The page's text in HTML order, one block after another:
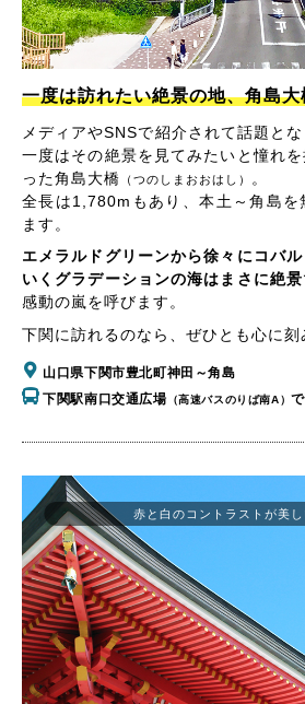
一度は訪れたい絶景の地、角島大
メディアやSNSで紹介されて話題と
一度はその絶景を見てみたいと憧れ
った角島大橋 （つのしまおおはし）
。
全長は1,780mもあり、本土～角島を
ます。
エメラルドグリーンから徐々にコバ
いくグラデーションの海はまさに絶景
感動の嵐を呼びます。
下関に訪れるのなら、ぜひとも心に刻
山口県下関市豊北町神田～角島
下関駅南口交通広場 （高速バスのりば南A）
赤と白のコントラストが美